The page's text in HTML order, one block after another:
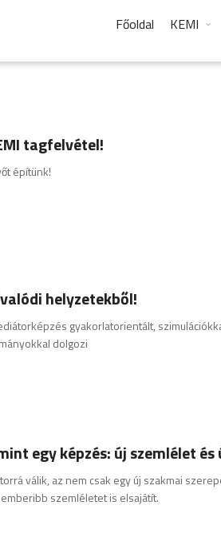
Főoldal KEMI
tagfelvétel!
építünk!
helyzetekből!
gyakorlatorientált,
dolgozi
egy képzés: új szemlélet
válik, az nem csak egy új szakmai
szemléletet is elsajátít.